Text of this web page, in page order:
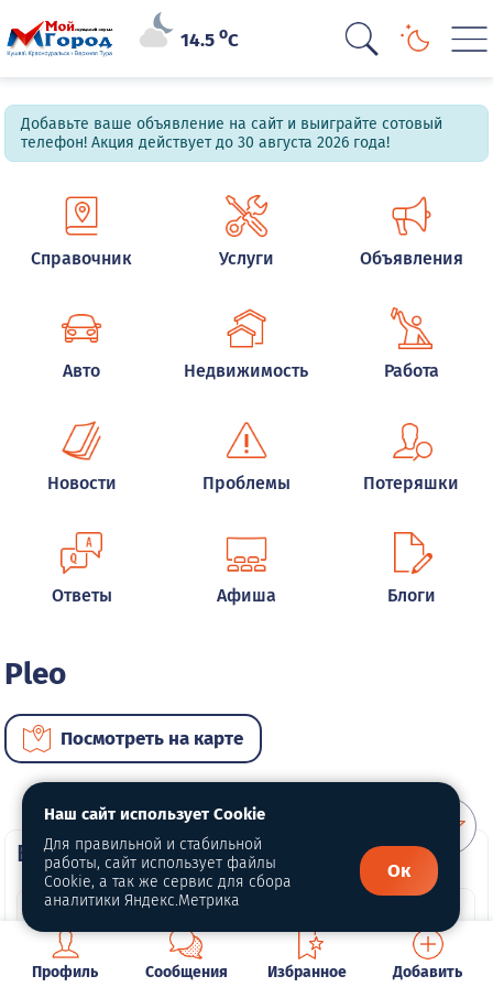
14.5oC
Добавьте ваше объявление на сайт и выиграйте сотовый
телефон! Акция действует до 30 августа 2026 года!
Справочник Услуги Объявления
Авто Недвижимость Работа
Новости Проблемы Потеряшки
Ответы Афиша Блоги
Pleo
Посмотреть на карте
ВИП автомобили
Профиль Сообщения Избранное Добавить
Наш сайт использует Cookie
Для правильной и стабильной
работы, сайт использует файлы
Cookie, а так же сервис для сбора
аналитики Яндекс.Метрика
Ок